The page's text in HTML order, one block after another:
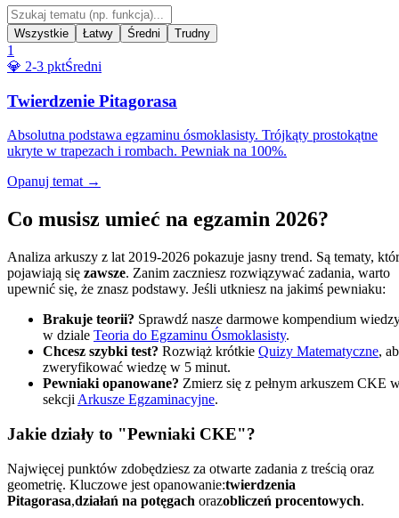
Wszystkie Łatwy Średni Trudny
1
💎 2-3 pktŚredni
Twierdzenie Pitagorasa
Absolutna podstawa egzaminu ósmoklasisty. Trójkąty prostokątne
ukryte w trapezach i rombach. Pewniak na 100%.
Opanuj temat →
Co musisz umieć na egzamin 2026?
Analiza arkuszy z lat 2019-2026 pokazuje jasny trend. Są tematy,
pojawiają się zawsze. Zanim zaczniesz rozwiązywać zadania, warto
upewnić się, że znasz podstawy. Jeśli utkniesz na jakimś pewniaku:
Brakuje teorii? Sprawdź nasze darmowe kompendium
w dziale Teoria do Egzaminu Ósmoklasisty.
Chcesz szybki test? Rozwiąż krótkie Quizy Matematyczne,
zweryfikować wiedzę w 5 minut.
Pewniaki opanowane? Zmierz się z pełnym arkuszem CKE
sekcji Arkusze Egzaminacyjne.
Jakie działy to "Pewniaki CKE"?
Najwięcej punktów zdobędziesz za otwarte zadania z treścią oraz
geometrię. Kluczowe jest opanowanie:twierdzenia
Pitagorasa,działań na potęgach orazobliczeń procentowych.